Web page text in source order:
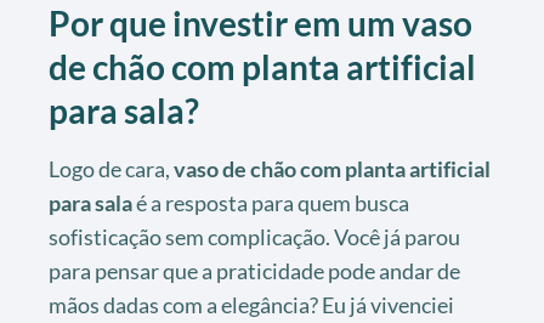
Por que investir em um vaso
de chão com planta artificial
para sala?
Logo de cara,vaso de chão com planta artificial
para salaé a resposta para quem busca
sofisticação sem complicação. Você já parou
para pensar que a praticidade pode andar de
mãos dadas com a elegância? Eu já vivenciei